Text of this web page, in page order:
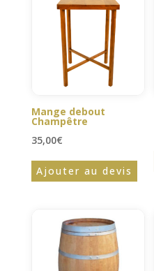
Mange debout
Champêtre
35,00€
Ajouter au devis